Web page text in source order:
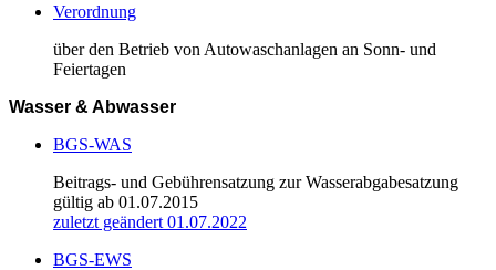
Verordnung
über den Betrieb von Autowaschanlagen an Sonn- und
Feiertagen
Wasser & Abwasser
BGS-WAS
Beitrags- und Gebührensatzung zur Wasserabgabesatzung
gültig ab 01.07.2015
zuletzt geändert 01.07.2022
BGS-EWS